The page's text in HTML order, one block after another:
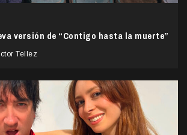
versión de “Contigo hasta la muerte”
Tellez